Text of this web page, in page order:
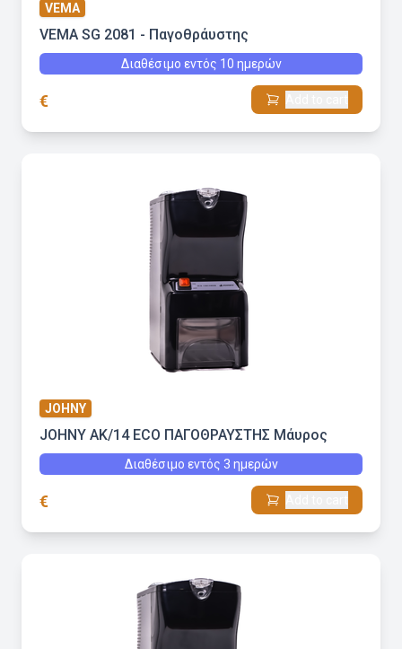
VEMA
VEMA SG 2081 - Παγοθράυστης
Διαθέσιμο εντός 10 ημερών
€
JOHNY
JOHNY AK/14 ECO ΠΑΓΟΘΡΑΥΣΤΗΣ Μάυρος
Διαθέσιμο εντός 3 ημερών
€